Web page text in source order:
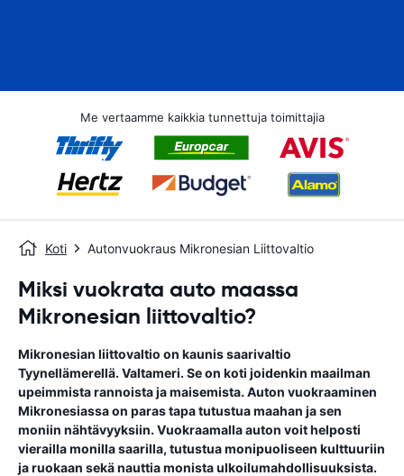
Me vertaamme kaikkia tunnettuja toimittajia
Koti Autonvuokraus Mikronesian Liittovaltio
Miksi vuokrata auto maassa
Mikronesian liittovaltio?
Mikronesian liittovaltio on kaunis saarivaltio
Tyynellämerellä. Valtameri. Se on koti joidenkin maailman
upeimmista rannoista ja maisemista. Auton vuokraaminen
Mikronesiassa on paras tapa tutustua maahan ja sen
moniin nähtävyyksiin. Vuokraamalla auton voit helposti
vierailla monilla saarilla, tutustua monipuoliseen kulttuuriin
ja ruokaan sekä nauttia monista ulkoilumahdollisuuksista.